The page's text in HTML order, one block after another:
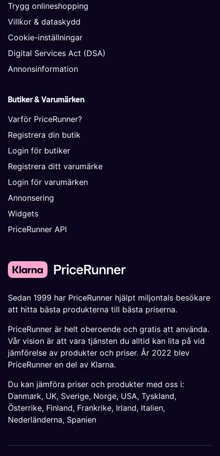
Trygg onlineshopping
Villkor & dataskydd
Cookie-inställningar
Digital Services Act (DSA)
Annonsinformation
Butiker & Varumärken
Varför PriceRunner?
Registrera din butik
Login för butiker
Registrera ditt varumärke
Login för varumärken
Annonsering
Widgets
PriceRunner API
Sedan 1999 har PriceRunner hjälpt miljontals besökare
att hitta bästa produkterna till bästa priserna.
PriceRunner är helt oberoende och gratis att använda.
Vår vision är att vara tjänsten du alltid kan lita på vid
jämförelse av produkter och priser. År 2022 blev
PriceRunner en del av Klarna.
Du kan jämföra priser och produkter med oss i:
Danmark, UK, Sverige, Norge, USA, Tyskland,
Österrike, Finland, Frankrike, Irland, Italien,
Nederländerna, Spanien